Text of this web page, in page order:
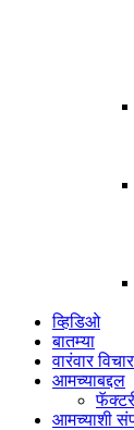
व्हिडिओ
बातम्या
वारंवार
आमच्याबद्दल
आमच्याशी